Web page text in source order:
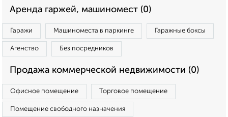
Аренда гаржей, машиномест (0)
Гаражи Машиноместа в паркинге Гаражные боксы
Агенство Без посредников
Продажа коммерческой недвижимости (0)
Офисное помещение Торговое помещение
Помещение свободного назначения